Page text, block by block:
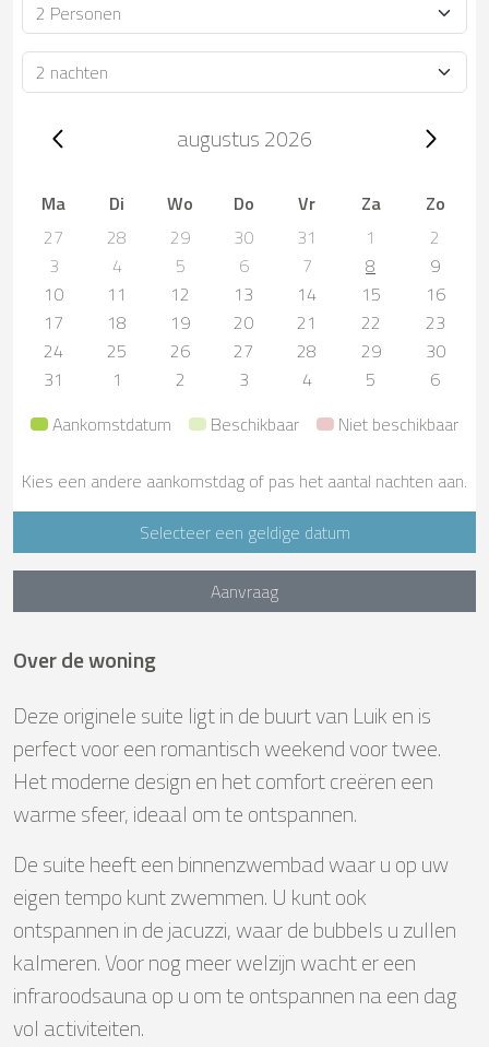
Bezetting
Verblijfsduur
Trip dates, augustus 2026
augustus 2026
Ma Di Wo Do Vr Za
Zo
27
28 29 30 31 1
2
3
4 5 6 7 8
9
10
11 12 13 14 15
16
17
18 19 20 21 22
23
24
25 26 27 28 29
30
31
1 2 3 4 5
6
Aankomstdatum
Beschikbaar Niet beschikbaar
Kies een andere aankomstdag of pas het aantal nachten aan.
Selecteer een geldige datum
Aanvraag
Over de woning
Deze originele suite ligt in de buurt van Luik en is
perfect voor een romantisch weekend voor twee.
Het moderne design en het comfort creëren een
warme sfeer, ideaal om te ontspannen.
De suite heeft een binnenzwembad waar u op uw
eigen tempo kunt zwemmen. U kunt ook
ontspannen in de jacuzzi, waar de bubbels u zullen
kalmeren. Voor nog meer welzijn wacht er een
infraroodsauna op u om te ontspannen na een dag
vol activiteiten.